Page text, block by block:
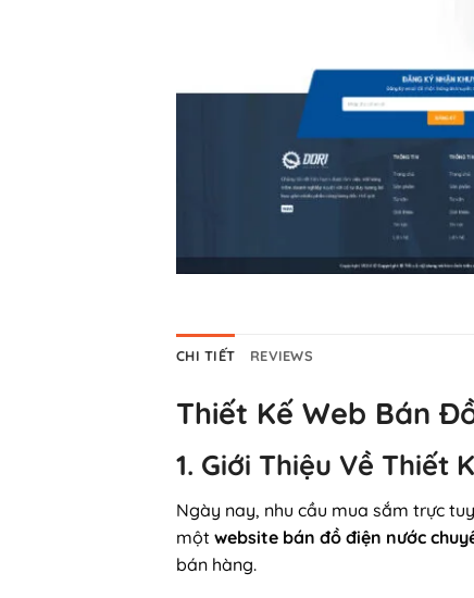
CHI TIẾT REVIEWS
Thiết Kế Web Bán
1. Giới Thiệu Về Thiết
Ngày nay, nhu cầu mua sắm trực
một website bán đồ điện nước
bán hàng.